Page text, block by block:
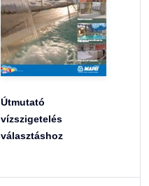
Útmutató
vízszigetelés
választáshoz